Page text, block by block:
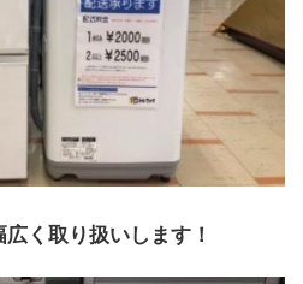
く取り扱いします！